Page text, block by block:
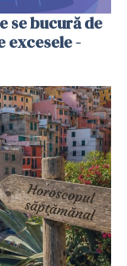
se bucură de
excesele -